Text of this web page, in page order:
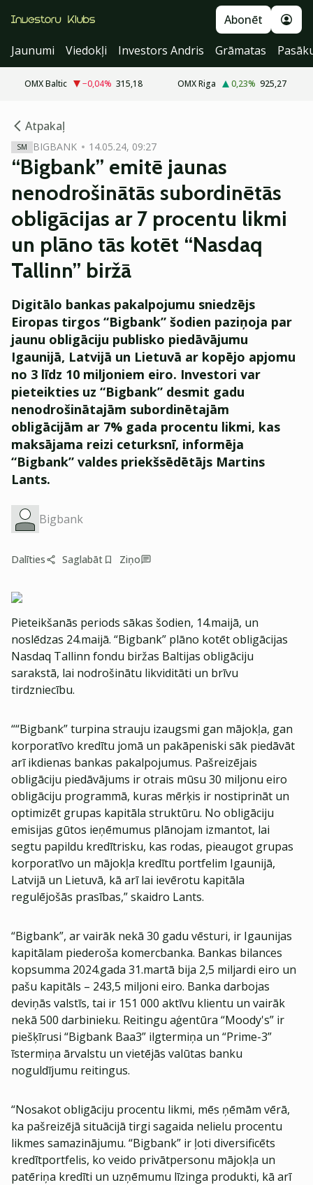
Abonēt
Jaunumi
Viedokļi Investors Andris Grāmatas
OMX Baltic −0,04% 315,18 OMX Riga 0,23% 925,27
Atpakaļ
SM BIGBANK 14.05.24, 09:27
“Bigbank” emitē jaunas
nenodrošinātās subordinētās
obligācijas ar 7 procentu likmi
un plāno tās kotēt “Nasdaq
Tallinn” biržā
Digitālo bankas pakalpojumu sniedzējs
Eiropas tirgos “Bigbank” šodien paziņoja par
jaunu obligāciju publisko piedāvājumu
Igaunijā, Latvijā un Lietuvā ar kopējo apjomu
no 3 līdz 10 miljoniem eiro. Investori var
pieteikties uz “Bigbank” desmit gadu
nenodrošinātajām subordinētajām
obligācijām ar 7% gada procentu likmi, kas
maksājama reizi ceturksnī, informēja
“Bigbank” valdes priekšsēdētājs Martins
Lants.
Bigbank
Dalīties Saglabāt Ziņo
Pieteikšanās periods sākas šodien, 14.maijā, un
noslēdzas 24.maijā. “Bigbank” plāno kotēt obligācijas
Nasdaq Tallinn fondu biržas Baltijas obligāciju
sarakstā, lai nodrošinātu likviditāti un brīvu
tirdzniecību.
““Bigbank” turpina strauju izaugsmi gan mājokļa, gan
korporatīvo kredītu jomā un pakāpeniski sāk piedāvāt
arī ikdienas bankas pakalpojumus. Pašreizējais
obligāciju piedāvājums ir otrais mūsu 30 miljonu eiro
obligāciju programmā, kuras mērķis ir nostiprināt un
optimizēt grupas kapitāla struktūru. No obligāciju
emisijas gūtos ieņēmumus plānojam izmantot, lai
segtu papildu kredītrisku, kas rodas, pieaugot grupas
korporatīvo un mājokļa kredītu portfelim Igaunijā,
Latvijā un Lietuvā, kā arī lai ievērotu kapitāla
regulējošās prasības,” skaidro Lants.
“Bigbank”, ar vairāk nekā 30 gadu vēsturi, ir Igaunijas
kapitālam piederoša komercbanka. Bankas bilances
kopsumma 2024.gada 31.martā bija 2,5 miljardi eiro un
pašu kapitāls – 243,5 miljoni eiro. Banka darbojas
deviņās valstīs, tai ir 151 000 aktīvu klientu un vairāk
nekā 500 darbinieku. Reitingu aģentūra “Moody's” ir
piešķīrusi “Bigbank Baa3” ilgtermiņa un “Prime-3”
īstermiņa ārvalstu un vietējās valūtas banku
noguldījumu reitingus.
“Nosakot obligāciju procentu likmi, mēs ņēmām vērā,
ka pašreizējā situācijā tirgi sagaida nelielu procentu
likmes samazinājumu. “Bigbank” ir ļoti diversificēts
kredītportfelis, ko veido privātpersonu mājokļa un
patēriņa kredīti un uzņēmumu līzinga produkti, kā arī